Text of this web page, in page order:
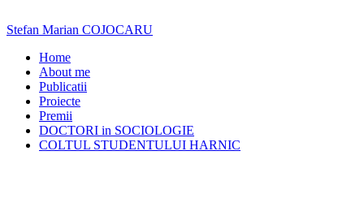
to
Stefan Marian COJOCARU
Home
About me
Publicatii
Proiecte
Premii
DOCTORI in SOCIOLOGIE
COLTUL STUDENTULUI HARNIC